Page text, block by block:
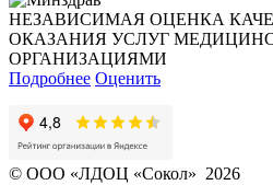
НЕЗАВИСИМАЯ ОЦЕНКА
ОКАЗАНИЯ УСЛУГ
ОРГАНИЗАЦИЯМИ
Подробнее Оценить
© ООО «ЛДОЦ «Сокол» 2026